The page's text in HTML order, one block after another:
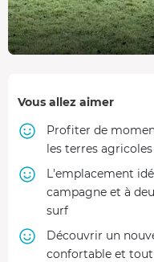
Vous allez aimer
Profiter de
les terres
L'emplacement
campagne et à
surf
Découvrir un
confortable et